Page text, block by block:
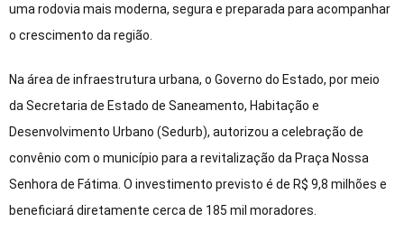
uma rodovia mais moderna, segura e preparada para acompanhar
o crescimento da região.
Na área de infraestrutura urbana, o Governo do Estado, por meio
da Secretaria de Estado de Saneamento, Habitação e
Desenvolvimento Urbano (Sedurb), autorizou a celebração de
convênio com o município para a revitalização da Praça Nossa
Senhora de Fátima. O investimento previsto é de R$ 9,8 milhões e
beneficiará diretamente cerca de 185 mil moradores.